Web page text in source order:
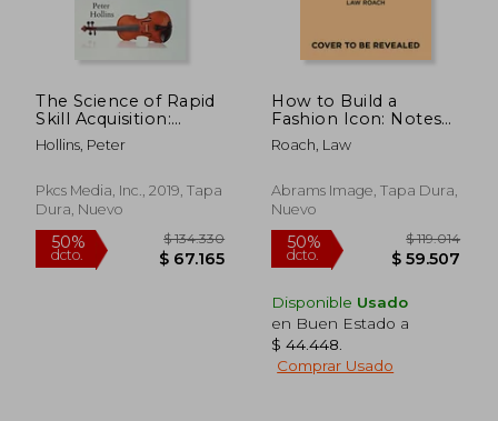
The Science of Rapid
Skill Acquisition:
Advanced Methods to
Learn, Remember,
and Information (en
Inglés)
Hollins, Peter
Pkcs Media, Inc., 2019, Tapa
Dura, Nuevo
How to Build a
Fashion Icon: Notes
on Confidence from
the World's Only
Inglés)
Roach, Law
Abrams Image, Tapa Dura,
Nuevo
Disponible Usado
en Buen Estado a
$ 44.448
Comprar Usado